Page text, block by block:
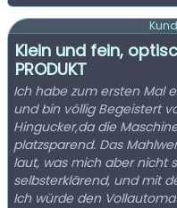
Klein und fein,
PRODUKT
Ich habe zum ersten Mal
und bin völlig Begeistert
Hingucker,da die
platzsparend. Das Mahlwerk ist meiner Meinung nach etwas
laut, was mich aber nicht stört. Die Bedienung ist
selbsterklärend, und mit
Ich würde den